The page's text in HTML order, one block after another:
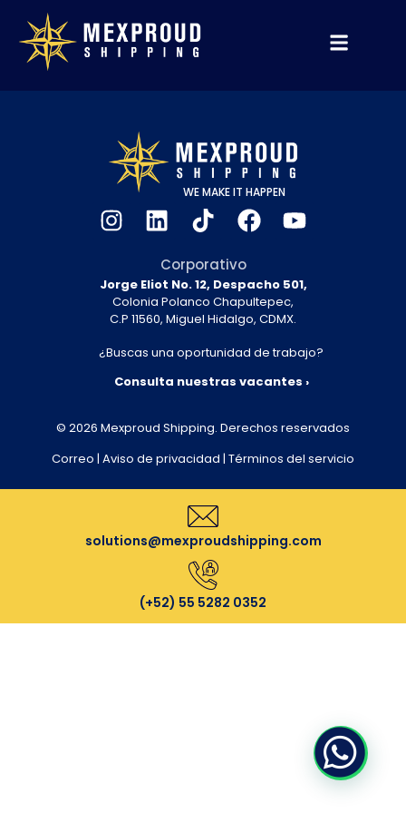
WE MAKE IT HAPPEN
Corporativo
Jorge Eliot No. 12, Despacho 501,
Colonia Polanco Chapultepec,
C.P 11560, Miguel Hidalgo, CDMX.
¿Buscas una oportunidad de trabajo?
Consulta nuestras vacantes ›
© 2026 Mexproud Shipping. Derechos reservados
Correo | Aviso de privacidad | Términos del servicio
solutions@mexproudshipping.com
(+52) 55 5282 0352